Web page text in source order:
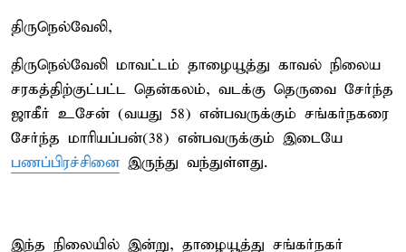
திருநெல்வேலி,
திருநெல்வேலி மாவட்டம் தாழையூத்து காவல் நிலைய
சரகத்திற்குட்பட்ட தென்கலம், வடக்கு தெருவை சேர்ந்த
ஜாகீர் உசேன் (வயது 58) என்பவருக்கும் சங்கர்நகரை
சேர்ந்த மாரியப்பன்(38) என்பவருக்கும் இடையே
பணப்பிரச்சினை இருந்து வந்துள்ளது.
இந்த நிலையில் இன்று, தாழையூத்து சங்கர்நகர்